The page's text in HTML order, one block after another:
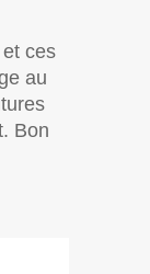
ces
au
Bon